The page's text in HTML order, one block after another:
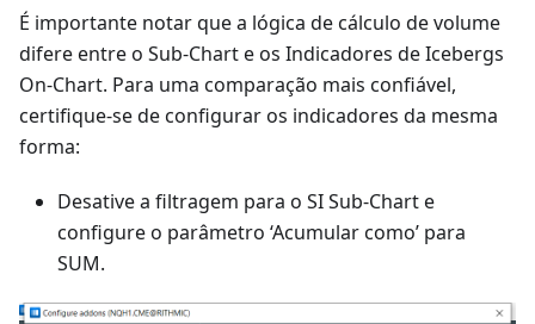
É importante notar que a lógica de cálculo de volume
difere entre o Sub-Chart e os Indicadores de Icebergs
On-Chart. Para uma comparação mais confiável,
certifique-se de configurar os indicadores da mesma
forma:
Desative a filtragem para o SI Sub-Chart e
configure o parâmetro ‘Acumular como’ para
SUM.